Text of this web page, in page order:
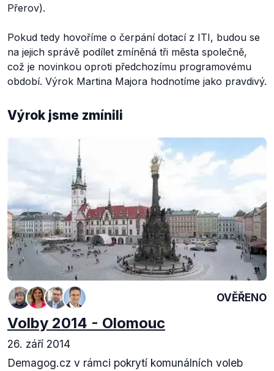
Přerov).
Pokud tedy hovoříme o čerpání dotací z ITI, budou se
na jejich správě podílet zmíněná tři města společně,
což je novinkou oproti předchozímu programovému
období. Výrok Martina Majora hodnotíme jako pravdivý.
Výrok jsme zmínili
OVĚŘENO
Volby 2014 - Olomouc
26. září 2014
Demagog.cz v rámci pokrytí komunálních voleb